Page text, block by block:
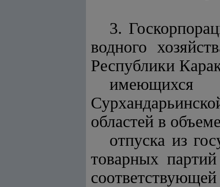
3.
водного
Республики
областей в
отпуска из
товарных